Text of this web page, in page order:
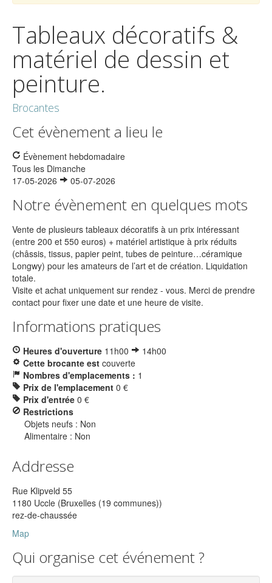
Tableaux décoratifs &
matériel de dessin et
peinture.
Brocantes
Cet évènement a lieu le
Évènement hebdomadaire
Tous les Dimanche
17-05-2026
05-07-2026
Notre évènement en quelques mots
Vente de plusieurs tableaux décoratifs à un prix intéressant
(entre 200 et 550 euros) + matériel artistique à prix réduits
(châssis, tissus, papier peint, tubes de peinture…céramique
Longwy) pour les amateurs de l’art et de création. Liquidation
totale.
Visite et achat uniquement sur rendez - vous. Merci de prendre
contact pour fixer une date et une heure de visite.
Informations pratiques
Heures d'ouverture 11h00
14h00
Cette brocante est couverte
Nombres d'emplacements : 1
Prix de l'emplacement 0 €
Prix d'entrée 0 €
Restrictions
Objets neufs : Non
Alimentaire : Non
Addresse
Rue Klipveld 55
1180 Uccle (Bruxelles (19 communes))
rez-de-chaussée
Map
Qui organise cet événement ?